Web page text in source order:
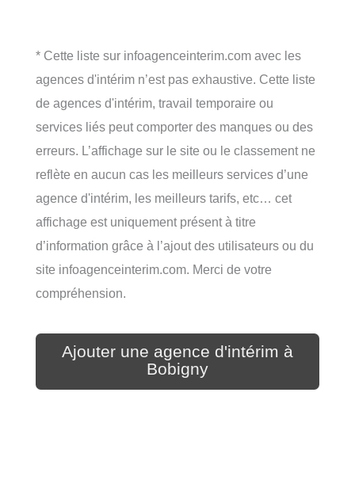
* Cette liste sur infoagenceinterim.com avec les
agences d'intérim n’est pas exhaustive. Cette liste
de agences d'intérim, travail temporaire ou
services liés peut comporter des manques ou des
erreurs. L’affichage sur le site ou le classement ne
reflète en aucun cas les meilleurs services d’une
agence d'intérim, les meilleurs tarifs, etc… cet
affichage est uniquement présent à titre
d’information grâce à l’ajout des utilisateurs ou du
site infoagenceinterim.com. Merci de votre
compréhension.
Ajouter une agence d'intérim à
Bobigny